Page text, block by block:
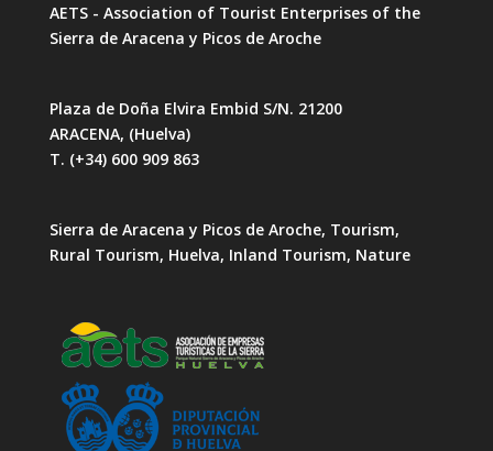
AETS - Association of Tourist Enterprises of the
Sierra de Aracena y Picos de Aroche
Plaza de Doña Elvira Embid S/N. 21200
ARACENA, (Huelva)
T. (+34) 600 909 863
Sierra de Aracena y Picos de Aroche, Tourism,
Rural Tourism, Huelva, Inland Tourism, Nature